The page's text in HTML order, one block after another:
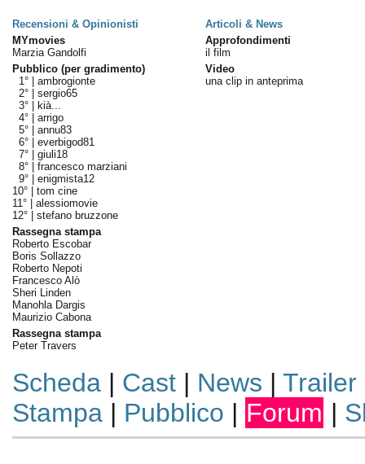
Recensioni & Opinionisti
Articoli & News
MYmovies
Marzia Gandolfi
Pubblico (per gradimento)
1° | ambrogionte
2° | sergio65
3° |
kià...
4° | arrigo
5° | annu83
6° | everbigod81
7° | giuli18
8° | francesco marziani
9° | enigmista12
10° | tom cine
11° | alessiomovie
12° | stefano bruzzone
Rassegna stampa
Roberto Escobar
Boris Sollazzo
Roberto Nepoti
Francesco Alò
Sheri Linden
Manohla Dargis
Maurizio Cabona
Rassegna stampa
Peter Travers
Approfondimenti
il film
Video
una clip in anteprima
Scheda| Cast| News | Trailer
Stampa| Pubblico | Forum |